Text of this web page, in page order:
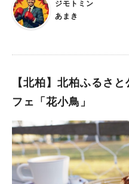
スも絶品！ 軽く焦がされた香ばしい鶏モモに、おそらくマヨネ
ーズベースのソースに胡麻の
しらぎく、陸奥の男山を出してくれました
り、1合で頼んでもこぼれ酒タッ
て極めつけは、夜も更けてく
の愛犬・ポンちゃん！ このコがとても人懐こく可愛くて、癒さ
れます。このコもこのお店の魅力の一つ
味しい上、行くたびにおスス
ているので、 何度訪れても新しいメニューを楽しむことができ
ったのはつい最近。 お昼を食べる場所を検索していたらたまた
まヒットして、 無農薬野菜のランチがとても美味しそうだった
近くにあります。 駅からはちょっと遠いですが、店に横付け2台
んのランチで特徴的なのが、
られていて超ヘルシーなこと。 お店で取り扱っている地元
農薬野菜の美味しさを知っても
野菜を前面に推しだしたラン
です。 イートイン限定のプレートランチが超豪華！ 今回いた
だいたのはイートイン限定プレートラン
ジモトミン
あまき
【北柏】北柏ふるさ
フェ「花小鳥」